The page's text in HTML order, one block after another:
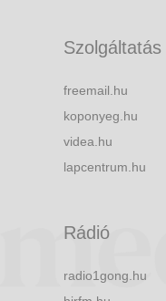
Szolgáltatás
freemail.hu
koponyeg.hu
videa.hu
lapcentrum.hu
Rádió
radio1gong.hu